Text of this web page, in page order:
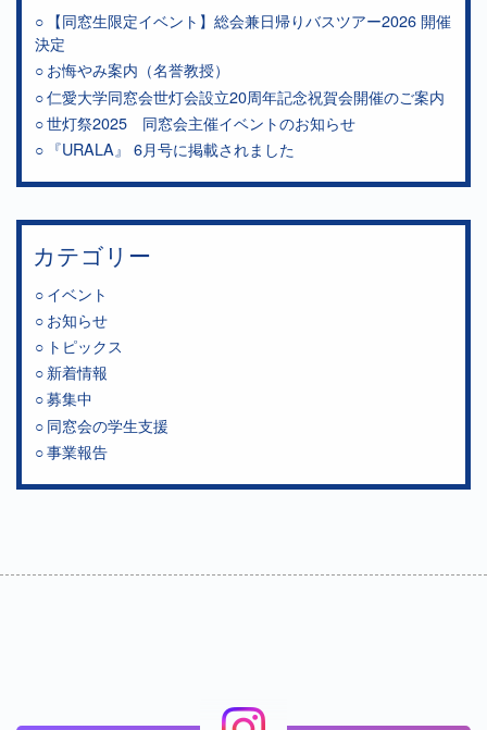
【同窓生限定イベント】総会兼日帰りバスツアー2026 開催
決定
お悔やみ案内（名誉教授）
仁愛大学同窓会世灯会設立20周年記念祝賀会開催のご案内
世灯祭2025 同窓会主催イベントのお知らせ
『URALA』 6月号に掲載されました
カテゴリー
イベント
お知らせ
トピックス
新着情報
募集中
同窓会の学生支援
事業報告